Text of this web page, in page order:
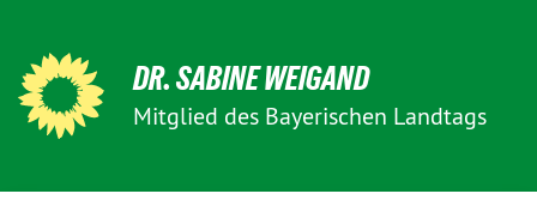
DR. SABINE WEIGAND
Mitglied des Bayerischen Landtags